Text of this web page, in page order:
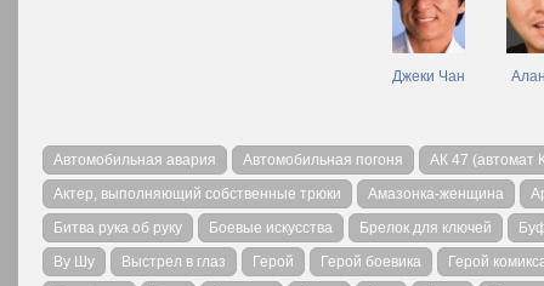
Джеки Чан
Автомобильная авария Автомобильная погоня
АК 47 (автомат
Актер, выполняющий собственные трюки
Амазонка-женщина
Битва рука об руку
Боевые искусства Брелок для ключей
Ву Шу
Выстрел в глаз Герой Герой боевика
Герой